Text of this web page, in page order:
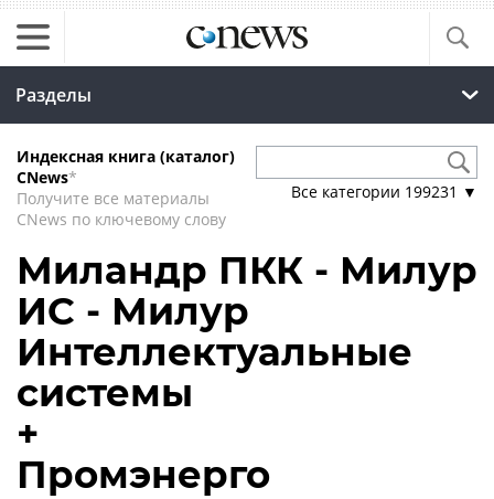
Разделы
Индексная книга (каталог)
CNews*
Получите все материалы
CNews по ключевому слову
Все категории 199231 ▼
Миландр ПКК - Милур
ИС - Милур
Интеллектуальные
системы
+
Промэнерго